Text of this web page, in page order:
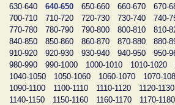
630-640
640-650 650-660 660-670 670-
700-710
710-720 720-730 730-740 740-
770-780
780-790 790-800 800-810 810-
840-850
850-860 860-870 870-880 880-
910-920
920-930 930-940 940-950 950-
980-990
990-1000 1000-1010 1010-1020
1040-1050
1050-1060 1060-1070 1070-
1090-1100
1100-1110 1110-1120 1120-1130
1140-1150
1150-1160 1160-1170 1170-1180